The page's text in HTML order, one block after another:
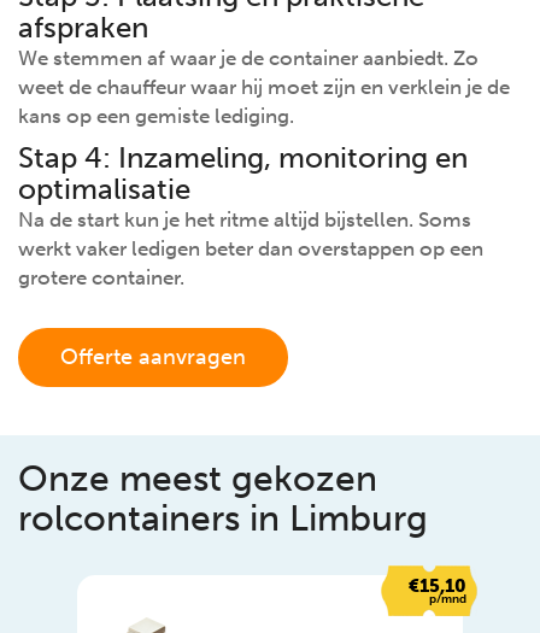
afspraken
We stemmen af waar je de container aanbiedt. Zo
weet de chauffeur waar hij moet zijn en verklein je de
kans op een gemiste lediging.
Stap 4: Inzameling, monitoring en
optimalisatie
Na de start kun je het ritme altijd bijstellen. Soms
werkt vaker ledigen beter dan overstappen op een
grotere container.
Offerte aanvragen
Onze meest gekozen
rolcontainers in Limburg
€15,10
p/mnd